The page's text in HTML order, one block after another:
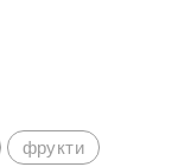
фрукти